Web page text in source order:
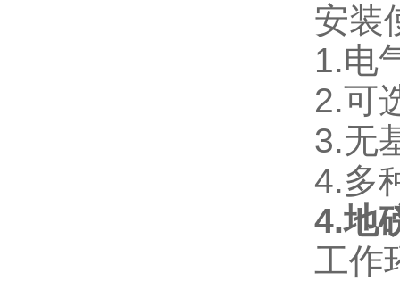
安装
1.电
2.可
3.无
4.多
4.地
工作